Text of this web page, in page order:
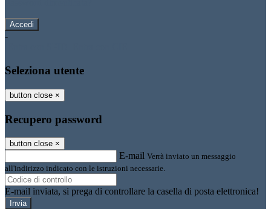
-
Seleziona utente
button close ×
Recupero password
button close ×
E-mail Verrà inviato un messaggio
all'indirizzo indicato con le istruzioni necessarie.
E-mail inviata, si prega di controllare la casella di posta elettronica!